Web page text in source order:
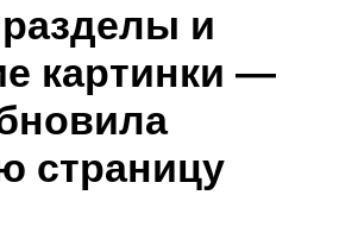
и
картинки —
страницу